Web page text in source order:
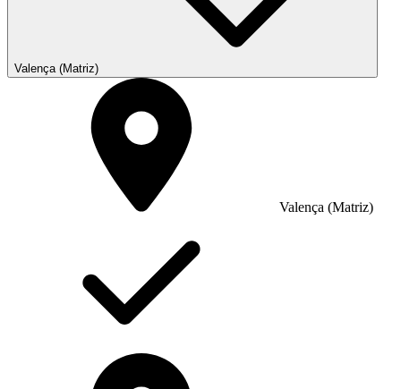
Valença (Matriz)
Valença (Matriz)